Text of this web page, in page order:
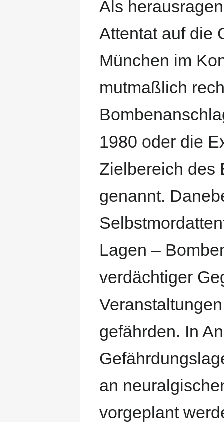
Als
Attentat auf die
München im
mutmaßlich
1980 oder die
Zielbereich des
genannt.
Lagen –
verdächtiger
gefährden. In
an
vorgeplant